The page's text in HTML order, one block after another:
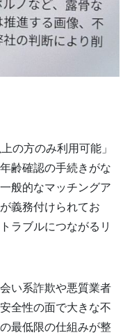
の方のみ利用可能」
齢確認の手続きがな
般的なマッチングア
義務付けられてお
ラブルにつながるリ
い系詐欺や悪質業者
全性の面で大きな不
最低限の仕組みが整